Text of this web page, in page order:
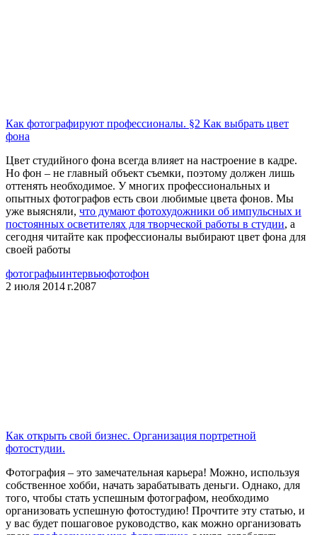
Как фотографируют профессионалы. §2 Как выбрать цвет
фона
Цвет студийного фона всегда влияет на настроение в кадре.
Но фон – не главный объект съемки, поэтому должен лишь
оттенять необходимое. У многих профессиональных и
опытных фотографов есть свои любимые цвета фонов. Мы
уже выясняли, что думают фотохудожники об импульсных и
постоянных осветителях для творческой работы в студии, а
сегодня читайте как профессионалы выбирают цвет фона для
своей работы
фотографыинтервьюфотофон
2 июля 2014 г.2087
Как открыть свой бизнес. Организация портретной
фотостудии.
Фотография – это замечательная карьера! Можно, используя
собственное хобби, начать зарабатывать деньги. Однако, для
того, чтобы стать успешным фотографом, необходимо
организовать успешную фотостудию! Прочтите эту статью, и
у вас будет пошаговое руководство, как можно организовать